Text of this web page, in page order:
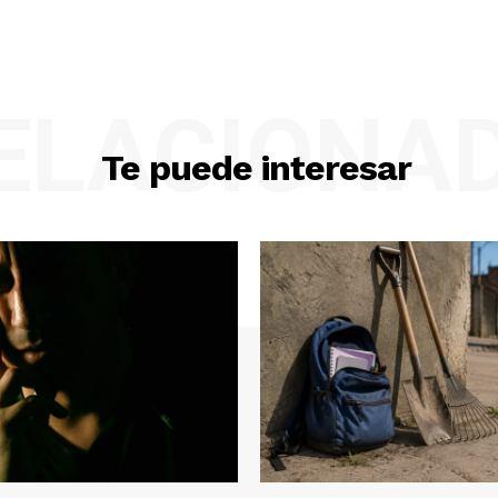
Te puede interesar